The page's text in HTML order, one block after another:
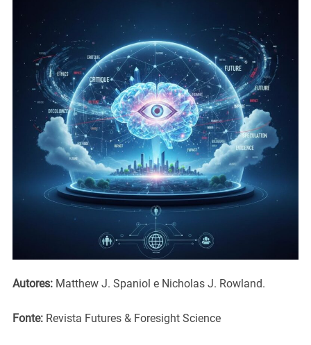
Autores: Matthew J. Spaniol e Nicholas J. Rowland.
Fonte:Revista Futures & Foresight Science